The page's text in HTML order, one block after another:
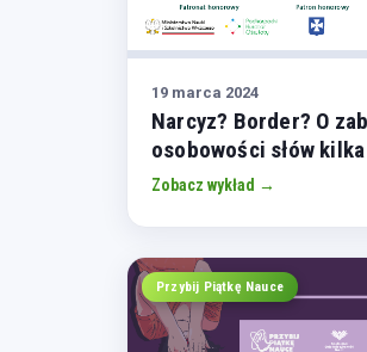
19 marca 2024
Narcyz? Border? O
osobowości słów kilka
Zobacz wykład →
Przybij Piątkę Nauce